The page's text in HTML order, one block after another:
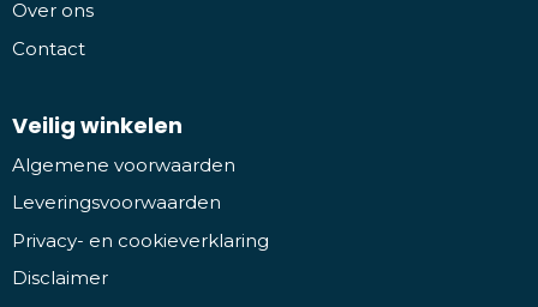
Over ons
Contact
Veilig winkelen
Algemene voorwaarden
Leveringsvoorwaarden
Privacy- en cookieverklaring
Disclaimer